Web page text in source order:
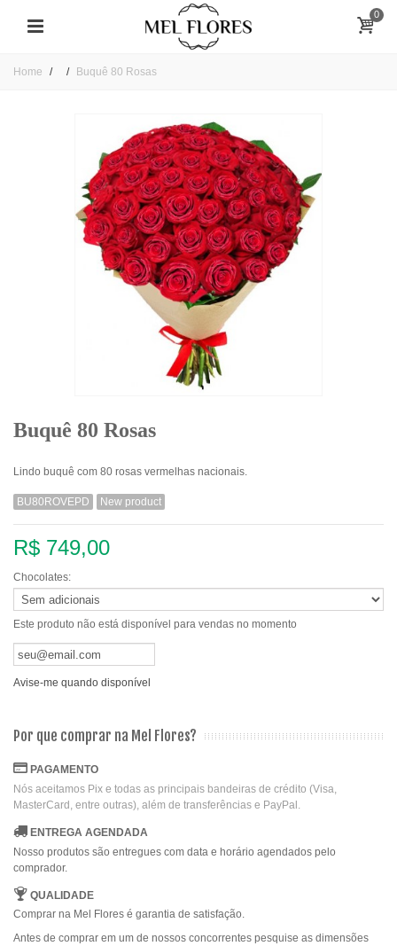
0
Home Buquê 80 Rosas
Buquê 80 Rosas
Lindo buquê com 80 rosas vermelhas nacionais.
BU80ROVEPD New product
R$ 749,00
Chocolates:
Este produto não está disponível para vendas no momento
Avise-me quando disponível
Por que comprar na Mel Flores?
PAGAMENTO
Nós aceitamos Pix e todas as principais bandeiras de crédito (Visa,
MasterCard, entre outras), além de transferências e PayPal.
ENTREGA AGENDADA
Nosso produtos são entregues com data e horário agendados pelo
comprador.
QUALIDADE
Comprar na Mel Flores é garantia de satisfação.
Antes de comprar em um de nossos concorrentes pesquise as dimensões